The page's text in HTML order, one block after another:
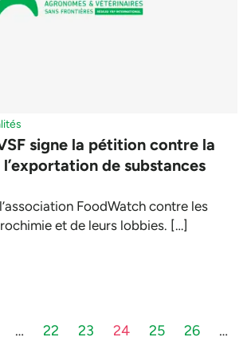
signe la pétition contre la
de substances
FoodWatch contre les
et de leurs lobbies. […]
… 22 23 24 25 26
…